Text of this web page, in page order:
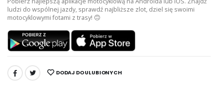
ludzi do wspólnej jazdy, sprawdź najbliższe zlot, dziel się swoimi
motocyklowymi fotami z trasy! 🙃
UDOSTĘPNIJ: DODAJ DO ULUBIONYCH